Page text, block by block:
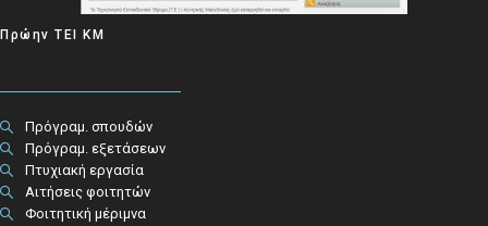
Πρώην ΤΕΙ ΚΜ
Πρόγραμ. σπουδών
Πρόγραμ. εξετάσεων
Πτυχιακή εργασία
Αιτήσεις φοιτητών
Φοιτητική μέριμνα